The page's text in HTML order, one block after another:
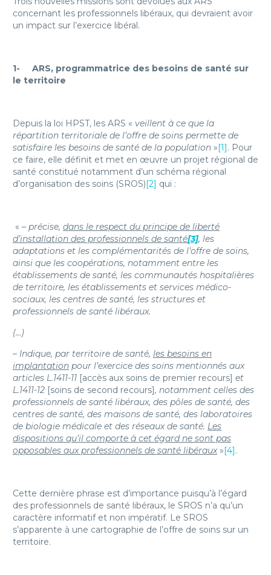
concernant les professionnels libéraux, qui devraient avoir
un impact sur l’exercice libéral.
1- ARS, programmatrice des besoins de santé sur
le territoire
Depuis la loi HPST, les ARS « veillent à ce que la
répartition territoriale de l’offre de soins permette de
satisfaire les besoins de santé de la population »[1]. Pour
ce faire, elle définit et met en œuvre un projet régional de
santé constitué notamment d’un schéma régional
d’organisation des soins (SROS)[2] qui :
« – précise, dans le respect du principe de liberté
d’installation des professionnels de santé[3], les
adaptations et les complémentarités de l’offre de soins,
ainsi que les coopérations, notamment entre les
établissements de santé, les communautés hospitalières
de territoire, les établissements et services médico-
sociaux, les centres de santé, les structures et
professionnels de santé libéraux.
(…)
– Indique, par territoire de santé, les besoins en
implantation pour l’exercice des soins mentionnés aux
articles L.1411-11 [accès aux soins de premier recours] et
L.1411-12 [soins de second recours], notamment celles des
professionnels de santé libéraux, des pôles de santé, des
centres de santé, des maisons de santé, des laboratoires
de biologie médicale et des réseaux de santé. Les
dispositions qu’il comporte à cet égard ne sont pas
opposables aux professionnels de santé libéraux» [4] .
Cette dernière phrase est d’importance puisqu’à l’égard
des professionnels de santé libéraux, le SROS n’a qu’un
caractère informatif et non impératif. Le SROS
s’apparente à une cartographie de l’offre de soins sur un
territoire.